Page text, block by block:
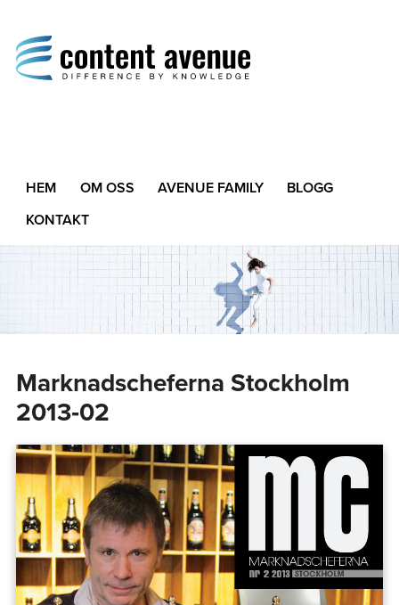
Difference by Knowledge
HEM OM OSS AVENUE FAMILY
BLOGG
KONTAKT
Marknadscheferna Stockholm
2013‑02